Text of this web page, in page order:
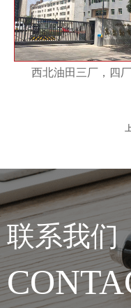
西北油田三厂，四厂
联系我们